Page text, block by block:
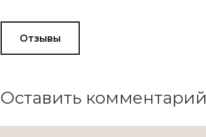
Отзывы
Оставить комментарий